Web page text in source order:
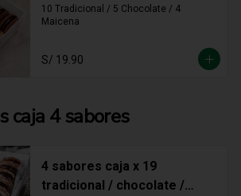
10 Tradicional / 5 Chocolate / 4
Maicena
S/ 19.90
caja 4 sabores
4 sabores caja x 19
tradicional / chocolate /